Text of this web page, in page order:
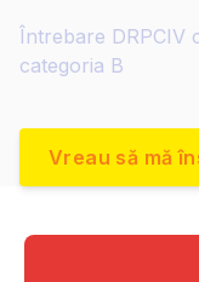
Întrebare DRPCIV
categoria B
Vreau să mă